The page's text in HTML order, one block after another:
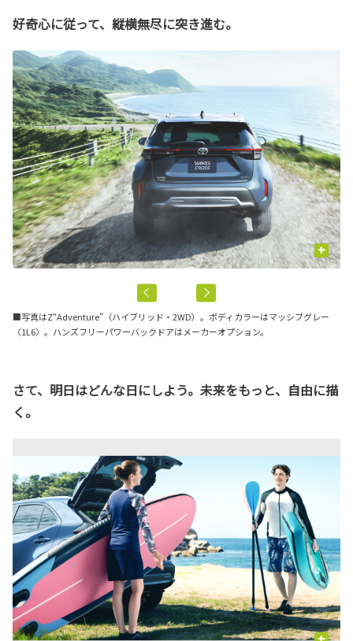
好奇心に従って、縦横無尽に突き進む。
+
■写真はZ“Adventure”（ハイブリッド・2WD）。ボディカラーはマッシブグレー
〈1L6〉。ハンズフリーパワーバックドアはメーカーオプション。
さて、明日はどんな日にしよう。未来をもっと、自由に描
く。